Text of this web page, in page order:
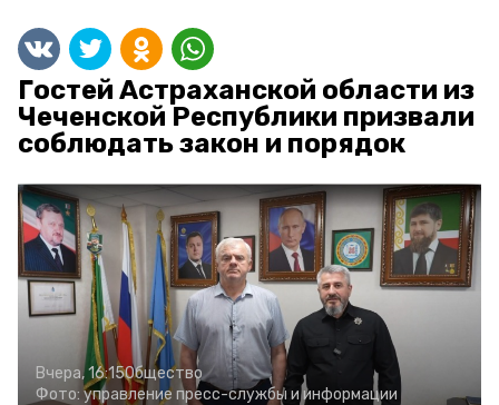
Гостей Астраханской области из
Чеченской Республики призвали
соблюдать закон и порядок
Вчера, 16:15Общество
Фото: управление пресс-службы и информации